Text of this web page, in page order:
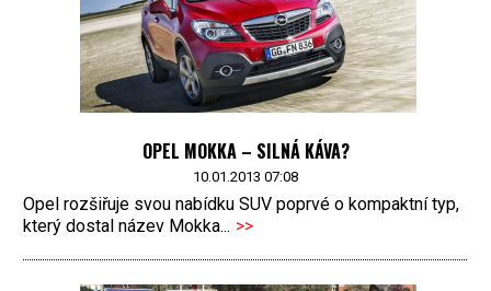
OPEL MOKKA – SILNÁ KÁVA?
10.01.2013 07:08
Opel rozšiřuje svou nabídku SUV poprvé o kompaktní typ,
který dostal název Mokka... >>